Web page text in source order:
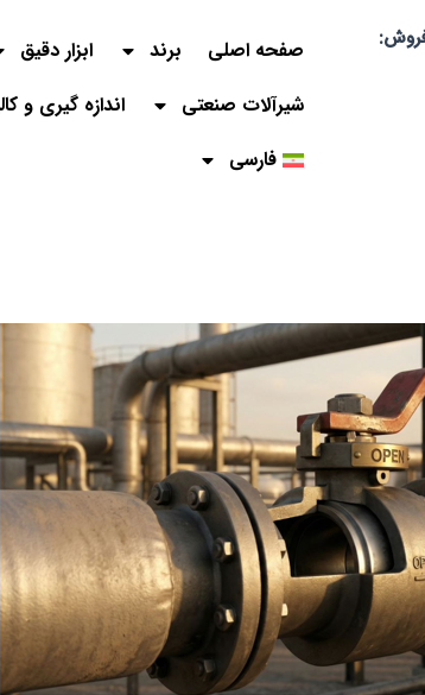
فروش:
صفحه اصلی برند ابزار دقیق
شیرآلات صنعتی
اندازه گیری و
فارسی